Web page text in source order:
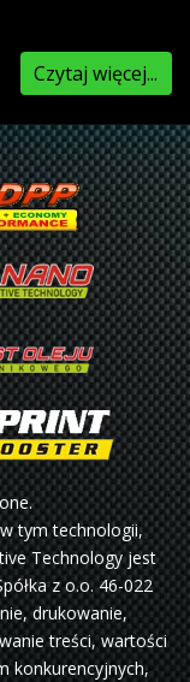
Czytaj więcej...
tym technologii,
Technology jest
z o.o. 46-022
drukowanie,
treści, wartości
konkurencyjnych,